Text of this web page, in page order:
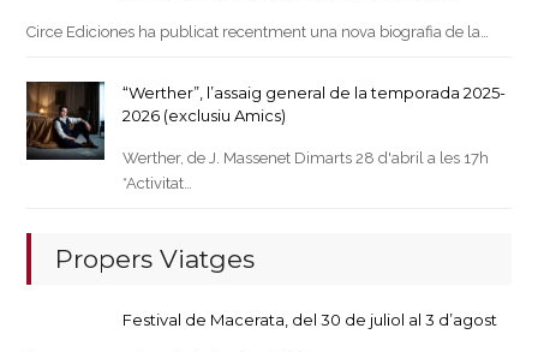
Circe Ediciones ha publicat recentment una nova biografia de la…
“Werther”, l’assaig general de la temporada 2025-
2026 (exclusiu Amics)
Werther, de J. Massenet Dimarts 28 d'abril a les 17h
*Activitat…
Propers Viatges
Festival de Macerata, del 30 de juliol al 3 d’agost